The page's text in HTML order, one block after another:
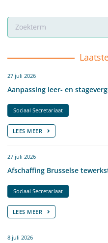
27 juli 2026
Aanpassing leer- en
Sociaal Secretariaat
LEES MEER
27 juli 2026
Afschaffing Brusselse
Sociaal Secretariaat
LEES MEER
8 juli 2026